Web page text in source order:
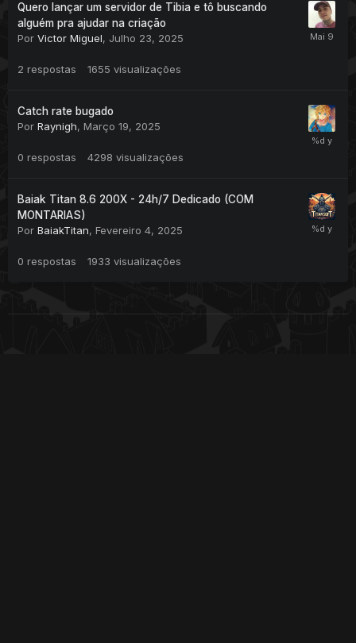
Quero lançar um servidor de Tibia e tô buscando
alguém pra ajudar na criação
Por Victor Miguel, Julho 23, 2025
2 respostas 1655 visualizações
Catch rate bugado
Por Raynigh, Março 19, 2025
0 respostas 4298 visualizações
Baiak Titan 8.6 200X - 24h/7 Dedicado (COM
MONTARIAS)
Por BaiakTitan, Fevereiro 4, 2025
0 respostas 1933 visualizações